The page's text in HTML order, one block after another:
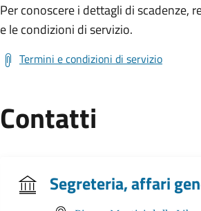
Per conoscere i dettagli di scadenze,
e le condizioni di servizio.
Termini e condizioni di servizio
Contatti
Segreteria, affari